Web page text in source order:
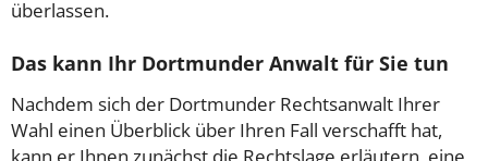
überlassen.
Das kann Ihr Dortmunder Anwalt für Sie tun
Nachdem sich der Dortmunder Rechtsanwalt Ihrer
Wahl einen Überblick über Ihren Fall verschafft hat,
kann er Ihnen zunächst die Rechtslage erläutern, eine